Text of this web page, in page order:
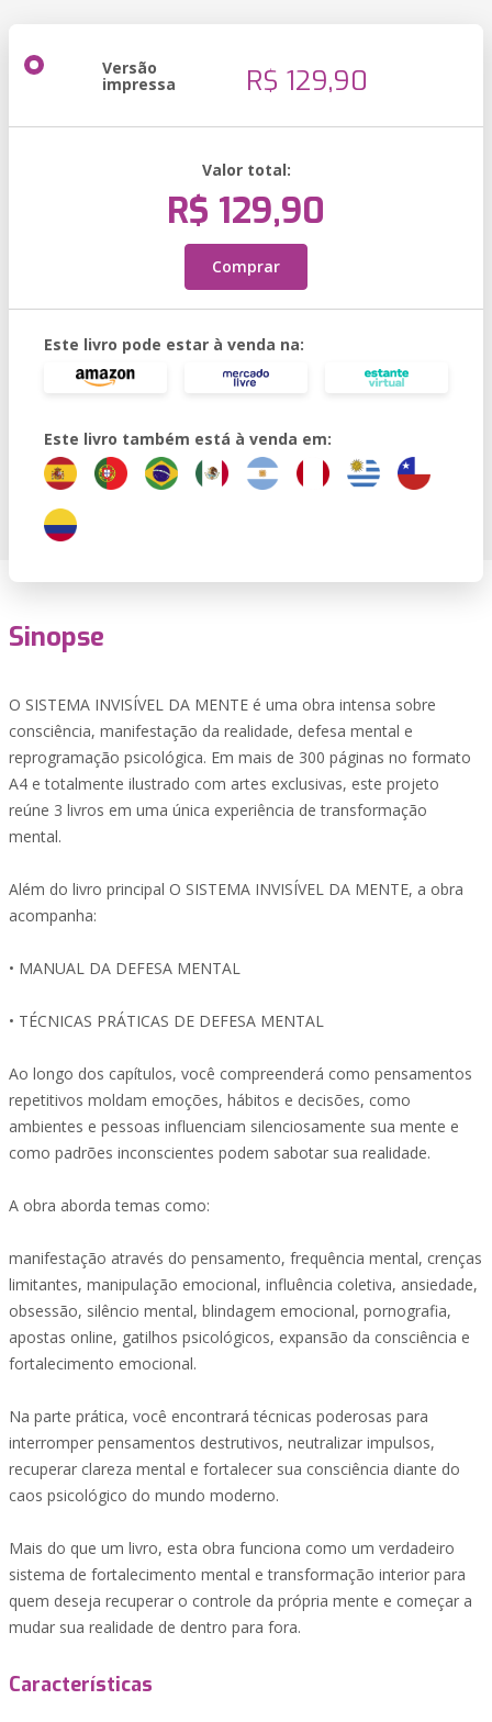
Versão
impressa R$ 129,90
Valor total:
R$ 129,90
Comprar
Este livro pode estar à venda na:
Este livro também está à venda em:
Sinopse
O SISTEMA INVISÍVEL DA MENTE é uma obra intensa sobre
consciência, manifestação da realidade, defesa mental e
reprogramação psicológica. Em mais de 300 páginas no formato
A4 e totalmente ilustrado com artes exclusivas, este projeto
reúne 3 livros em uma única experiência de transformação
mental.
Além do livro principal O SISTEMA INVISÍVEL DA MENTE, a obra
acompanha:
• MANUAL DA DEFESA MENTAL
• TÉCNICAS PRÁTICAS DE DEFESA MENTAL
Ao longo dos capítulos, você compreenderá como pensamentos
repetitivos moldam emoções, hábitos e decisões, como
ambientes e pessoas influenciam silenciosamente sua mente e
como padrões inconscientes podem sabotar sua realidade.
A obra aborda temas como:
manifestação através do pensamento, frequência mental, crenças
limitantes, manipulação emocional, influência coletiva, ansiedade,
obsessão, silêncio mental, blindagem emocional, pornografia,
apostas online, gatilhos psicológicos, expansão da consciência e
fortalecimento emocional.
Na parte prática, você encontrará técnicas poderosas para
interromper pensamentos destrutivos, neutralizar impulsos,
recuperar clareza mental e fortalecer sua consciência diante do
caos psicológico do mundo moderno.
Mais do que um livro, esta obra funciona como um verdadeiro
sistema de fortalecimento mental e transformação interior para
quem deseja recuperar o controle da própria mente e começar a
mudar sua realidade de dentro para fora.
Características